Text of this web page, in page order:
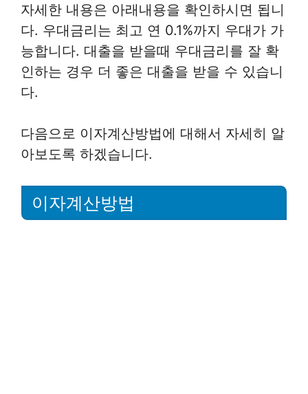
자세한 내용은 아래내용을 확인하시면 됩니
다. 우대금리는 최고 연 0.1%까지 우대가 가
능합니다. 대출을 받을때 우대금리를 잘 확
인하는 경우 더 좋은 대출을 받을 수 있습니
다.
다음으로 이자계산방법에 대해서 자세히 알
아보도록 하겠습니다.
이자계산방법